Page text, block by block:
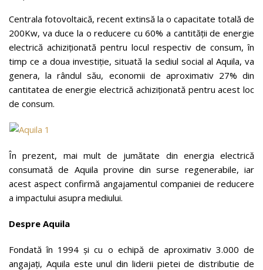
Centrala fotovoltaică, recent extinsă la o capacitate totală de
200Kw, va duce la o reducere cu 60% a cantității de energie
electrică achiziționată pentru locul respectiv de consum, în
timp ce a doua investiție, situată la sediul social al Aquila, va
genera, la rândul său, economii de aproximativ 27% din
cantitatea de energie electrică achiziționată pentru acest loc
de consum.
În prezent, mai mult de jumătate din energia electrică
consumată de Aquila provine din surse regenerabile, iar
acest aspect confirmă angajamentul companiei de reducere
a impactului asupra mediului.
Despre Aquila
Fondată în 1994 și cu o echipă de aproximativ 3.000 de
angajați, Aquila este unul din liderii pietei de distributie de